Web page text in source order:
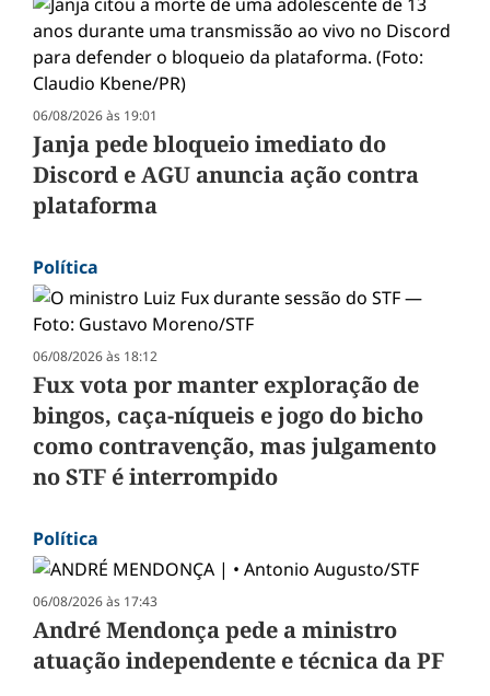
06/08/2026 às 19:01
Janja pede bloqueio imediato do
Discord e AGU anuncia ação contra
plataforma
Política
06/08/2026 às 18:12
Fux vota por manter exploração de
bingos, caça-níqueis e jogo do bicho
como contravenção, mas julgamento
no STF é interrompido
Política
06/08/2026 às 17:43
André Mendonça pede a ministro
atuação independente e técnica da PF